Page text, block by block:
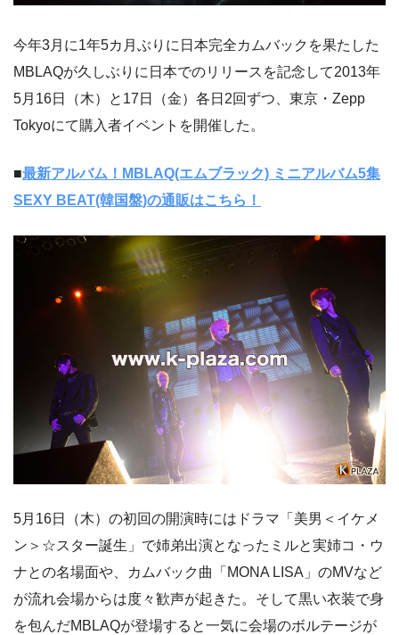
今年3月に1年5カ月ぶりに日本完全カムバックを果たした
MBLAQが久しぶりに日本でのリリースを記念して2013年
5月16日（木）と17日（金）各日2回ずつ、東京・Zepp
Tokyoにて購入者イベントを開催した。
■最新アルバム！MBLAQ(エムブラック) ミニアルバム5集
SEXY BEAT(韓国盤)の通販はこちら！
5月16日（木）の初回の開演時にはドラマ「美男＜イケメ
ン＞☆スター誕生」で姉弟出演となったミルと実姉コ・ウ
ナとの名場面や、カムバック曲「MONA LISA」のMVなど
が流れ会場からは度々歓声が起きた。そして黒い衣装で身
を包んだMBLAQが登場すると一気に会場のボルテージが